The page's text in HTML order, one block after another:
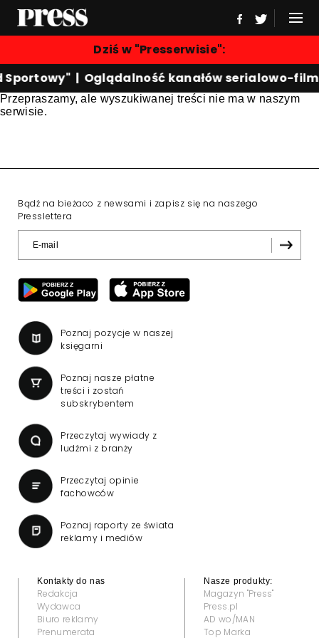
Dziś w "Presserwisie":
Sportowy" |Oglądalność kanałów serialowo-
Przepraszamy, ale wyszukiwanej treści nie ma w naszym
serwisie.
Bądź na bieżaco z newsami i zapisz się na naszego
Presslettera
Poznaj pozycje w naszej
księgarni
Poznaj nasze płatne
treści i zostań
subskrybentem
Przeczytaj wywiady z
ludźmi z branży
Przeczytaj opinie
fachowców
Poznaj raporty ze świata
reklamy i mediów
Kontakty do nas
Redakcja
Wydawca
Biuro reklamy
Prenumerata
Nasze produkty:
Magazyn "Press"
Press.pl
AD wo/MAN
Top Marka